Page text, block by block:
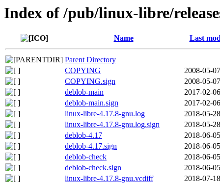
Index of /pub/linux-libre/
Name Last
Parent Directory
COPYING
2008-05-
COPYING.sign
2008-05-
deblob-main
2017-02-
deblob-main.sign
2017-02-
linux-libre-4.17.8-gnu.log
2018-05-
linux-libre-4.17.8-gnu.log.sign
2018-05-
deblob-4.17
2018-06-
deblob-4.17.sign
2018-06-
deblob-check
2018-06-
deblob-check.sign
2018-06-
linux-libre-4.17.8-gnu.vcdiff
2018-07-